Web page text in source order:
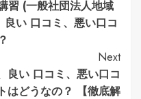
習 (一般社団法人地域
い 口コミ、悪い口コ
Next
良い 口コミ、悪い口コ
はどうなの？ 【徹底解